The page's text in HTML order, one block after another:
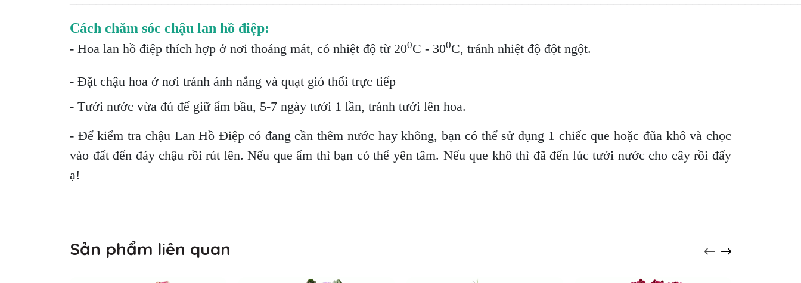
Cách chăm sóc chậu lan hồ điệp:
- Hoa lan hồ điệp thích hợp ở nơi thoáng mát, có nhiệt độ từ 200C - 300C, tránh nhiệt độ đột ngột.
- Đặt chậu hoa ở nơi tránh ánh nắng và quạt gió thổi trực tiếp
- Tưới nước vừa đủ để giữ ẩm bầu, 5-7 ngày tưới 1 lần, tránh tưới lên hoa.
- Để kiểm tra chậu Lan Hồ Điệp có đang cần thêm nước hay không, bạn có thể sử dụng 1 chiếc que hoặc đũa khô và chọc
vào đất đến đáy chậu rồi rút lên. Nếu que ẩm thì bạn có thể yên tâm. Nếu que khô thì đã đến lúc tưới nước cho cây rồi đấy
ạ!
Sản phẩm liên quan